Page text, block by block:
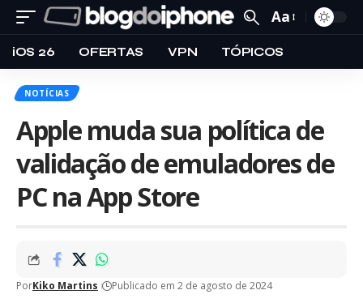
Aa
iOS 26 OFERTAS VPN TÓPICOS
NOTÍCIAS
Apple muda sua política de
validação de emuladores de
PC na App Store
PorKiko Martins Publicado em 2 de agosto de 2024